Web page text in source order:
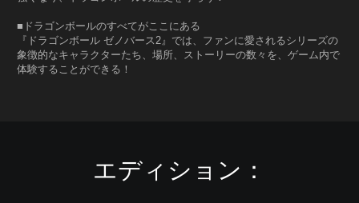
■ドラゴンボールのすべてがここにある
『ドラゴンボール ゼノバース2』では、ファンに愛されるシリーズの
象徴的なキャラクターたち、場所、ストーリーの数々を、ゲーム内で
体験することができる！
エディション：